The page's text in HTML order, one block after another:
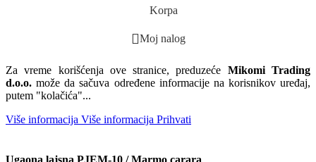
Korpa
Moj nalog
Za vreme korišćenja ove stranice, preduzeće Mikomi Trading
d.o.o. može da sačuva određene informacije na korisnikov uređaj,
putem "kolačića"...
Više informacija Više informacija Prihvati